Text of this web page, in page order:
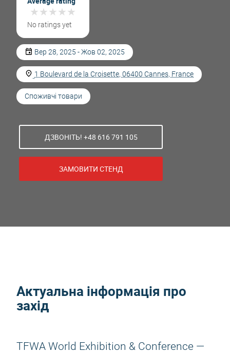
★★★★★
★★★★★
No ratings yet
Вер 28, 2025 - Жов 02, 2025
1 Boulevard de la Croisette, 06400 Cannes, France
Споживчі товари
ДЗВОНІТЬ! +48 616 791 105
ЗАМОВИТИ СТЕНД
Актуальна інформація про
захід
TFWA World Exhibition & Conference —